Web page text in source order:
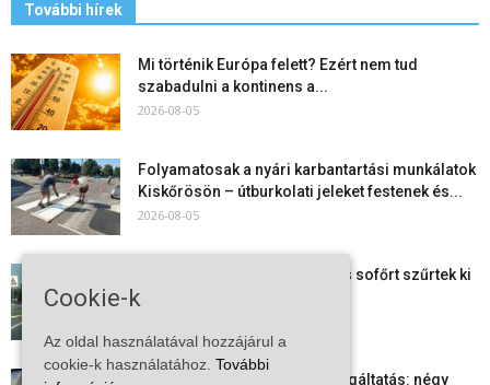
További hírek
Mi történik Európa felett? Ezért nem tud
szabadulni a kontinens a...
2026-08-05
Folyamatosak a nyári karbantartási munkálatok
Kiskőrösön – útburkolati jeleket festenek és...
2026-08-05
Több száz gyorshajtót és ittas sofőrt szűrtek ki
Bács-Kiskun útjain –...
Elektronikus nyugtaadat-szolgáltatás: négy
Cookie-k
Az oldal használatával hozzájárul a
cookie-k használatához. További